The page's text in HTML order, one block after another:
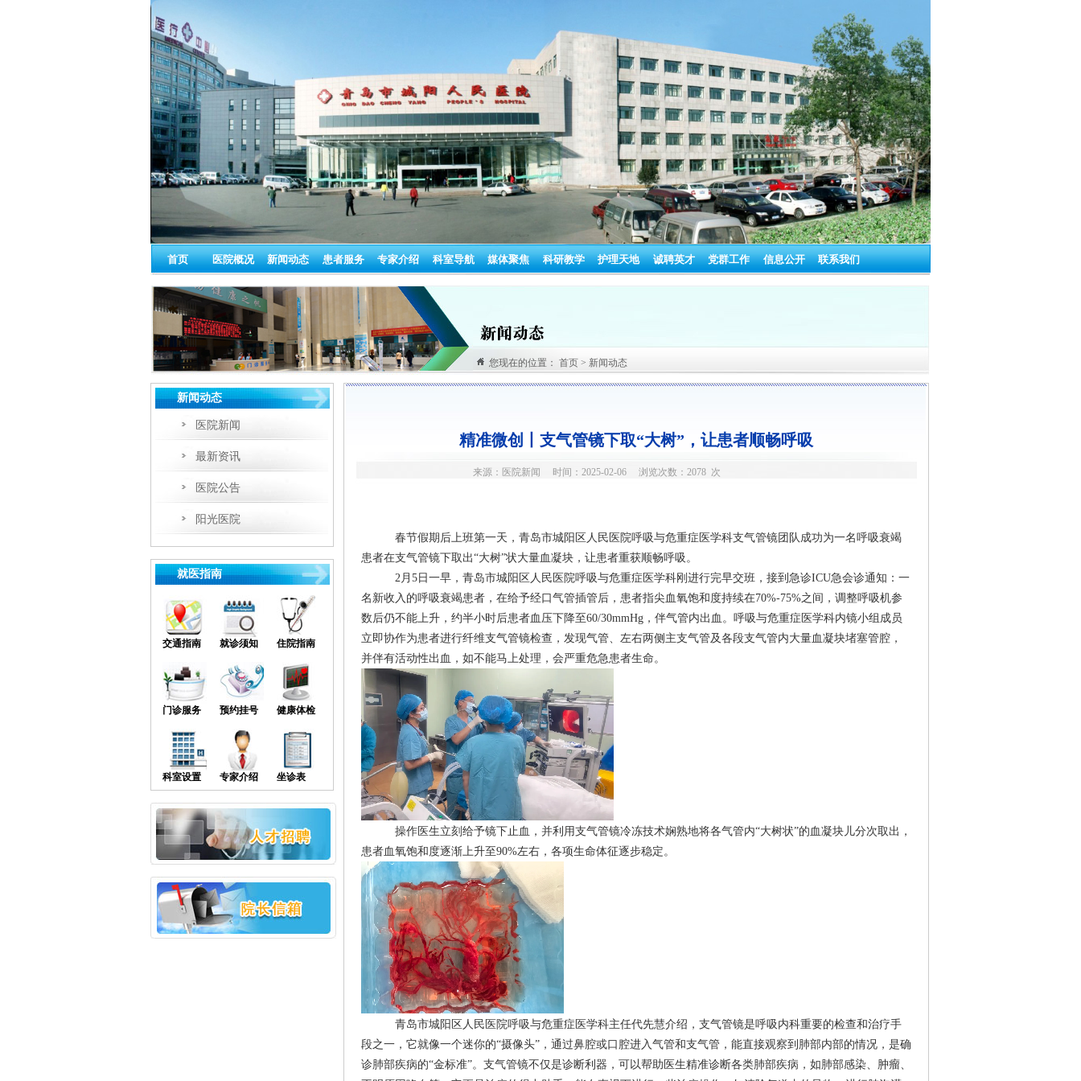
首页 医院概况 新闻动态 患者服务 专家介绍 科室导航 媒体聚焦 科研教学 护理天地 诚聘英才 党群工作 信息公开 联系我们
您现在的位置： 首页 > 新闻动态
新闻动态
医院新闻
最新资讯
医院公告
阳光医院
就医指南
交通指南 就诊须知 住院指南
门诊服务 预约挂号 健康体检
科室设置 专家介绍 坐诊表
精准微创丨支气管镜下取“大树”，让患者顺畅呼吸
来源：医院新闻 时间：2025-02-06 浏览次数：2078 次
春节假期后上班第一天，青岛市城阳区人民医院呼吸与危重症医学科支气管镜团队成功为一名呼吸衰竭
患者在支气管镜下取出“大树”状大量血凝块，让患者重获顺畅呼吸。
2月5日一早，青岛市城阳区人民医院呼吸与危重症医学科刚进行完早交班，接到急诊ICU急会诊通知：一
名新收入的呼吸衰竭患者，在给予经口气管插管后，患者指尖血氧饱和度持续在70%-75%之间，调整呼吸机参
数后仍不能上升，约半小时后患者血压下降至60/30mmHg，伴气管内出血。呼吸与危重症医学科内镜小组成员
立即协作为患者进行纤维支气管镜检查，发现气管、左右两侧主支气管及各段支气管内大量血凝块堵塞管腔，
并伴有活动性出血，如不能马上处理，会严重危急患者生命。
操作医生立刻给予镜下止血，并利用支气管镜冷冻技术娴熟地将各气管内“大树状”的血凝块儿分次取出，
患者血氧饱和度逐渐上升至90%左右，各项生命体征逐步稳定。
青岛市城阳区人民医院呼吸与危重症医学科主任代先慧介绍，支气管镜是呼吸内科重要的检查和治疗手
段之一，它就像一个迷你的“摄像头”，通过鼻腔或口腔进入气管和支气管，能直接观察到肺部内部的情况，是确
诊肺部疾病的“金标准”。支气管镜不仅是诊断利器，可以帮助医生精准诊断各类肺部疾病，如肺部感染、肿瘤、